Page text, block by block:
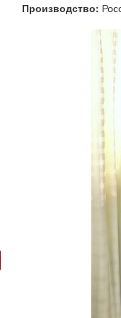
Производство: